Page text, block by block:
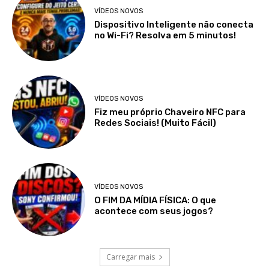
VÍDEOS NOVOS
Dispositivo Inteligente não conecta
no Wi-Fi? Resolva em 5 minutos!
VÍDEOS NOVOS
Fiz meu próprio Chaveiro NFC para
Redes Sociais! (Muito Fácil)
VÍDEOS NOVOS
O FIM DA MÍDIA FÍSICA: O que
acontece com seus jogos?
Carregar mais